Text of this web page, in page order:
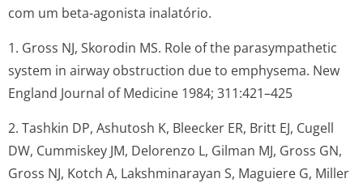
com um beta-agonista inalatório.
1. Gross NJ, Skorodin MS. Role of the parasympathetic
system in airway obstruction due to emphysema. New
England Journal of Medicine 1984; 311:421–425
2. Tashkin DP, Ashutosh K, Bleecker ER, Britt EJ, Cugell
DW, Cummiskey JM, Delorenzo L, Gilman MJ, Gross GN,
Gross NJ, Kotch A, Lakshminarayan S, Maguiere G, Miller